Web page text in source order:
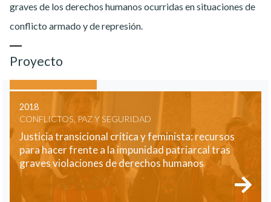
graves de los derechos humanos ocurridas en situaciones de
conflicto armado y de represión.
Proyecto
2018
CONFLICTOS, PAZ Y SEGURIDAD
Justicia transicional crítica y feminista: recursos
para hacer frente a la impunidad patriarcal tras
graves violaciones de derechos humanos